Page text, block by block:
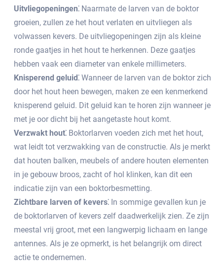
Uitvliegopeningen⁚ Naarmate de larven van de boktor
groeien, zullen ze het hout verlaten en uitvliegen als
volwassen kevers.​ De uitvliegopeningen zijn als kleine
ronde gaatjes in het hout te herkennen.​ Deze gaatjes
hebben vaak een diameter van enkele millimeters.​
Knisperend geluid⁚ Wanneer de larven van de boktor zich
door het hout heen bewegen, maken ze een kenmerkend
knisperend geluid.​ Dit geluid kan te horen zijn wanneer je
met je oor dicht bij het aangetaste hout komt.​
Verzwakt hout⁚ Boktorlarven voeden zich met het hout,
wat leidt tot verzwakking van de constructie.​ Als je merkt
dat houten balken, meubels of andere houten elementen
in je gebouw broos, zacht of hol klinken, kan dit een
indicatie zijn van een boktorbesmetting.
Zichtbare larven of kevers⁚ In sommige gevallen kun je
de boktorlarven of kevers zelf daadwerkelijk zien. Ze zijn
meestal vrij groot, met een langwerpig lichaam en lange
antennes.​ Als je ze opmerkt, is het belangrijk om direct
actie te ondernemen.​